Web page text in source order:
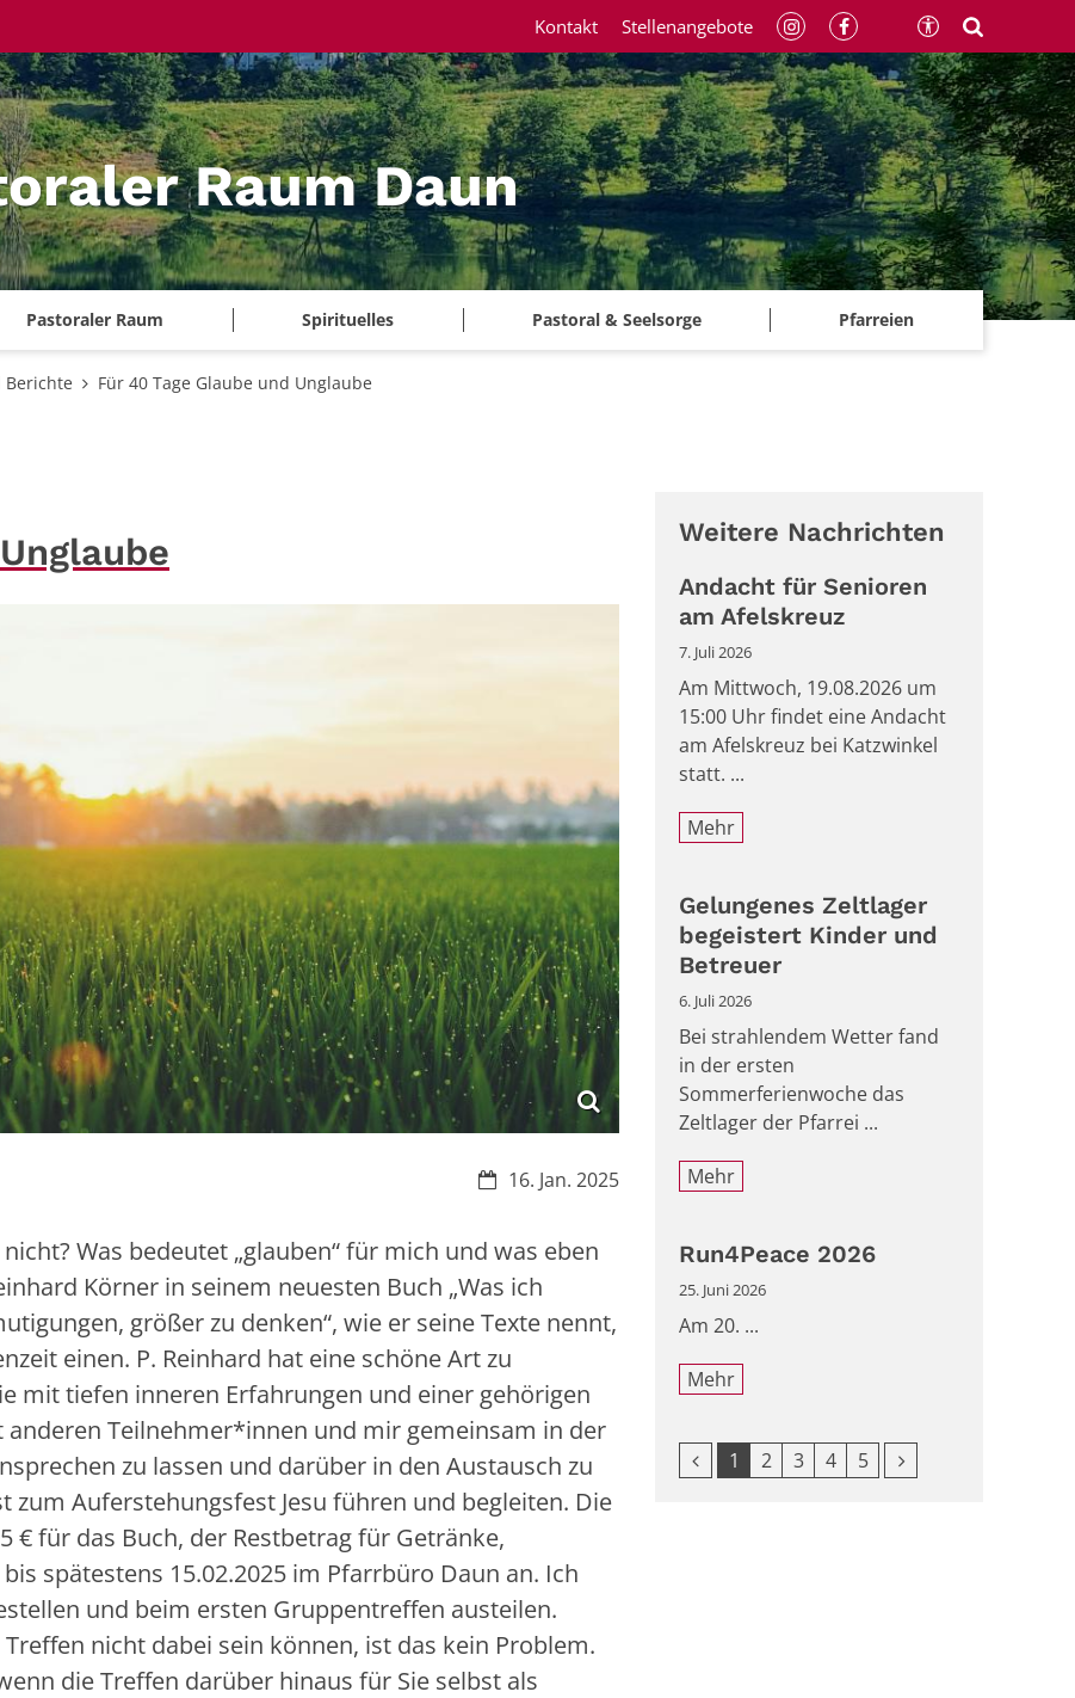
Raum Daun
Pastoraler Raum Spirituelles Pastoral & Seelsorge Pfarreien
Kontakt Stellenangebote
Für 40 Tage Glaube und Unglaube
Datum:16. Jan. 2025
Was bedeutet „glauben“ für mich und was eben
Körner in seinem neuesten Buch „Was ich
größer zu denken“, wie er seine Texte nennt,
einen. P. Reinhard hat eine schöne Art zu
mit tiefen inneren Erfahrungen und einer gehörigen
anderen Teilnehmer*innen und mir gemeinsam in der
zu lassen und darüber in den Austausch zu
zum Auferstehungsfest Jesu führen und begleiten. Die
€ für das Buch, der Restbetrag für Getränke,
spätestens 15.02.2025 im Pfarrbüro Daun an. Ich
und beim ersten Gruppentreffen austeilen.
nicht dabei sein können, ist das kein Problem.
die Treffen darüber hinaus für Sie selbst als
Weitere Nachrichten
Andacht für Senioren
am Afelskreuz
7. Juli 2026
Am Mittwoch, 19.08.2026 um
15:00 Uhr findet eine Andacht
am Afelskreuz bei Katzwinkel
statt. ...
Mehr
Gelungenes Zeltlager
begeistert Kinder und
Betreuer
6. Juli 2026
Bei strahlendem Wetter fand
in der ersten
Sommerferienwoche das
Zeltlager der Pfarrei ...
Mehr
Run4Peace 2026
25. Juni 2026
Am 20. ...
Mehr
Vorherige Seite
1 2 3 4 5 Nächste Seite